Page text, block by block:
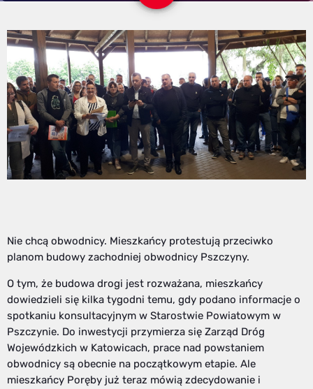
Nie chcą obwodnicy. Mieszkańcy protestują przeciwko
planom budowy zachodniej obwodnicy Pszczyny.
O tym, że budowa drogi jest rozważana, mieszkańcy
dowiedzieli się kilka tygodni temu, gdy podano informacje o
spotkaniu konsultacyjnym w Starostwie Powiatowym w
Pszczynie. Do inwestycji przymierza się Zarząd Dróg
Wojewódzkich w Katowicach, prace nad powstaniem
obwodnicy są obecnie na początkowym etapie. Ale
mieszkańcy Poręby już teraz mówią zdecydowanie i